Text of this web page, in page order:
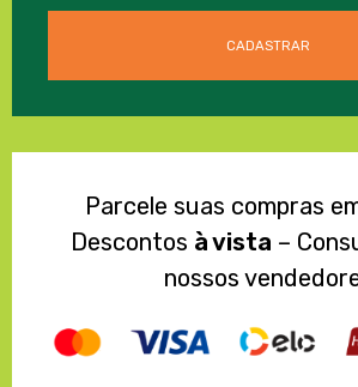
Parcele suas compras
Descontos à vista –
nossos